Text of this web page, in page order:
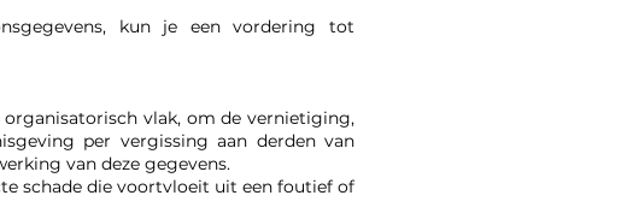
kun je een vordering tot
vlak, om de vernietiging,
per vergissing aan derden van
van deze gegevens.
schade die voortvloeit uit een foutief of